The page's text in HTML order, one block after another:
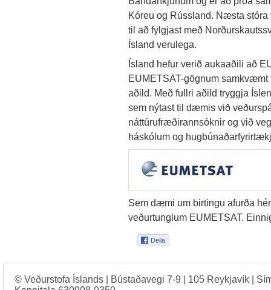
Kóreu og Rússland. Næsta
til að fylgjast með
Ísland verulega.
Ísland hefur verið aukaaðili að
EUMETSAT-gögnum
aðild. Með fullri aðild tryggja
sem nýtast til dæmis við
náttúrufræðirannsóknir og við
háskólum og
Sem dæmi um birtingu afurða
veðurtunglum EUMETSAT.
© Veðurstofa Íslands | Bústaðavegi 7-9 | 105 Reykjavík |